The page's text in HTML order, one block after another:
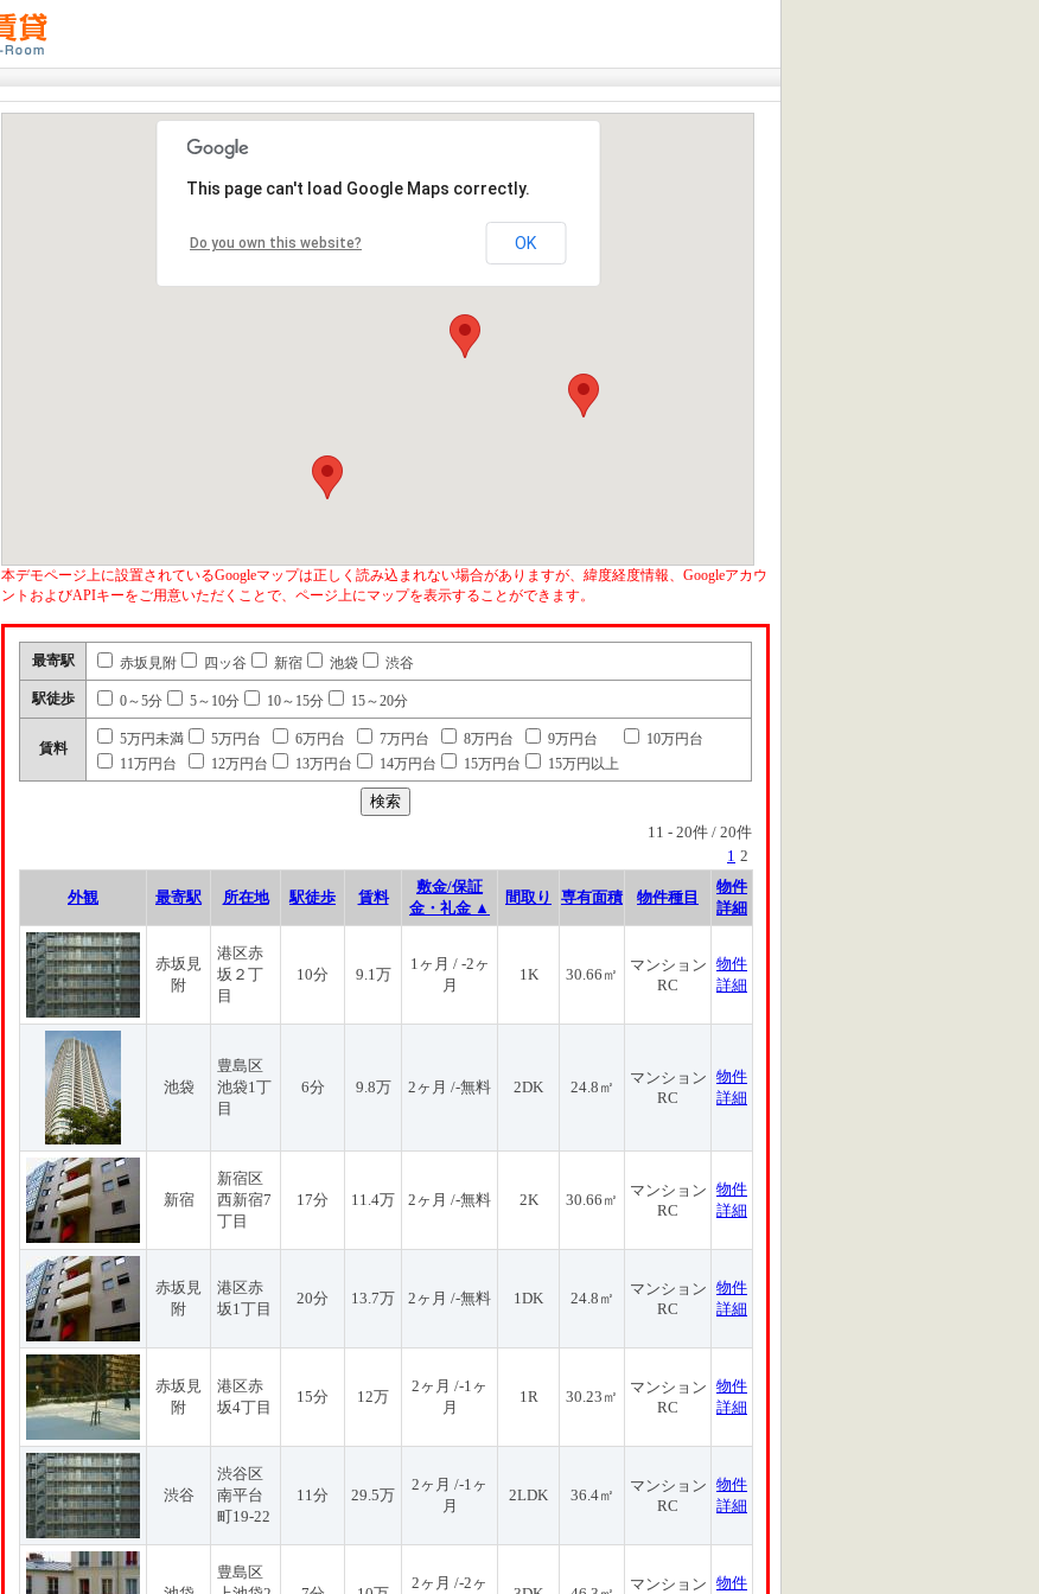
This page can't load Google Maps correctly.
Do you own this website? OK
本デモページ上に設置されているGoogleマップは正しく読み込まれない場合がありますが、緯度経度情報、Googleアカウ
ントおよびAPIキーをご用意いただくことで、ページ上にマップを表示することができます。
最寄駅 赤坂見附 四ッ谷 新宿 池袋 渋谷
駅徒歩 0～5分 5～10分 10～15分 15～20分
賃料
5万円未満 5万円台 6万円台 7万円台 8万円台 9万円台
10万円台
11万円台
12万円台 13万円台 14万円台 15万円台 15万円以上
11 - 20件 / 20件
1 2
外観 最寄駅 所在地 駅徒歩 賃料
敷金/保証
金・礼金 ▲
間取り 専有面積 物件種目
物件
詳細
赤坂見
附
港区赤
坂２丁
目
10分 9.1万
1ヶ月 / -2ヶ
月
1K 30.66㎡
マンション
RC
物件
詳細
池袋
豊島区
池袋1丁
目
6分 9.8万 2ヶ月 /-無料 2DK 24.8㎡
マンション
RC
物件
詳細
新宿
新宿区
西新宿7
丁目
17分 11.4万 2ヶ月 /-無料 2K 30.66㎡
マンション
RC
物件
詳細
赤坂見
附
港区赤
坂1丁目
20分 13.7万 2ヶ月 /-無料 1DK 24.8㎡
マンション
RC
物件
詳細
赤坂見
附
港区赤
坂4丁目
15分 12万
2ヶ月 /-1ヶ
月
1R 30.23㎡
マンション
RC
物件
詳細
渋谷
渋谷区
南平台
町19-22
11分 29.5万
2ヶ月 /-1ヶ
月
2LDK 36.4㎡
マンション
RC
物件
詳細
豊島区
2ヶ月 /-2ヶ マンション 物件